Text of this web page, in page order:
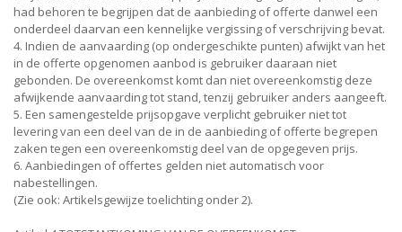
had behoren te begrijpen dat de aanbieding of offerte danwel een
onderdeel daarvan een kennelijke vergissing of verschrijving bevat.
4. Indien de aanvaarding (op ondergeschikte punten) afwijkt van het
in de offerte opgenomen aanbod is gebruiker daaraan niet
gebonden. De overeenkomst komt dan niet overeenkomstig deze
afwijkende aanvaarding tot stand, tenzij gebruiker anders aangeeft.
5. Een samengestelde prijsopgave verplicht gebruiker niet tot
levering van een deel van de in de aanbieding of offerte begrepen
zaken tegen een overeenkomstig deel van de opgegeven prijs.
6. Aanbiedingen of offertes gelden niet automatisch voor
nabestellingen.
(Zie ook: Artikelsgewijze toelichting onder 2).